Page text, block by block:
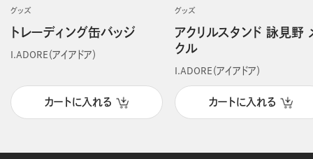
グッズ
トレーディング缶バッジ
I.ADORE（アイアドア）
カートに入れる
グッズ
アクリルスタンド 詠見野
クル
I.ADORE（アイアドア）
カートに入れる